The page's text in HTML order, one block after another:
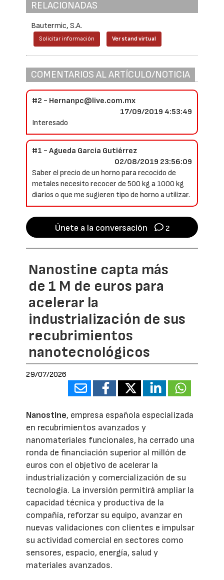
RELACIONADAS
Bautermic, S.A.
Solicitar información Ver stand virtual
COMENTARIOS AL ARTÍCULO/NOTICIA
#2 - Hernanpc@live.com.mx
17/09/2019 4:53:49
Interesado
#1 - Agueda García Gutiérrez
02/08/2019 23:56:09
Saber el precio de un horno para recocido de
metales necesito recocer de 500 kg a 1000 kg
diarios o que me sugieren tipo de horno a utilizar.
Únete a la conversación 2
Nanostine capta más
de 1 M de euros para
acelerar la
industrialización de sus
recubrimientos
nanotecnológicos
29/07/2026
Nanostine, empresa española especializada
en recubrimientos avanzados y
nanomateriales funcionales, ha cerrado una
ronda de financiación superior al millón de
euros con el objetivo de acelerar la
industrialización y comercialización de su
tecnología. La inversión permitirá ampliar la
capacidad técnica y productiva de la
compañía, reforzar su equipo, avanzar en
nuevas validaciones con clientes e impulsar
su actividad comercial en sectores como
sensores, espacio, energía, salud y
materiales avanzados.